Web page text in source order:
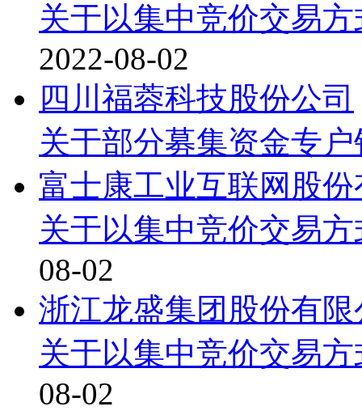
关于以集中竞价交易
2022-08-02
四川福蓉科技股份公司
关于部分募集资金专
富士康工业互联网股
关于以集中竞价交易
08-02
浙江龙盛集团股份有限
关于以集中竞价交易
08-02